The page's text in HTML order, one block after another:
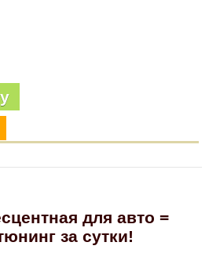
для авто =
за сутки!